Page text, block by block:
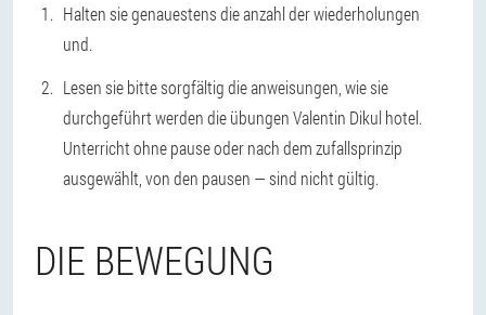
Halten sie genauestens die anzahl der wiederholungen
und.
Lesen sie bitte sorgfältig die anweisungen, wie sie
durchgeführt werden die übungen Valentin Dikul hotel.
Unterricht ohne pause oder nach dem zufallsprinzip
ausgewählt, von den pausen — sind nicht gültig.
DIE BEWEGUNG